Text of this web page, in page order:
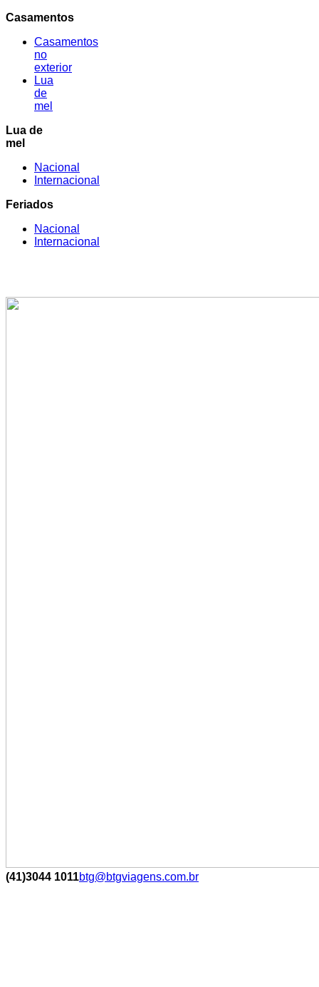
Casamentos
Casamentos
no
exterior
Lua
de
mel
Lua de
mel
Nacional
Internacional
Feriados
Nacional
Internacional
(41)3044 1011btg@btgviagens.com.br